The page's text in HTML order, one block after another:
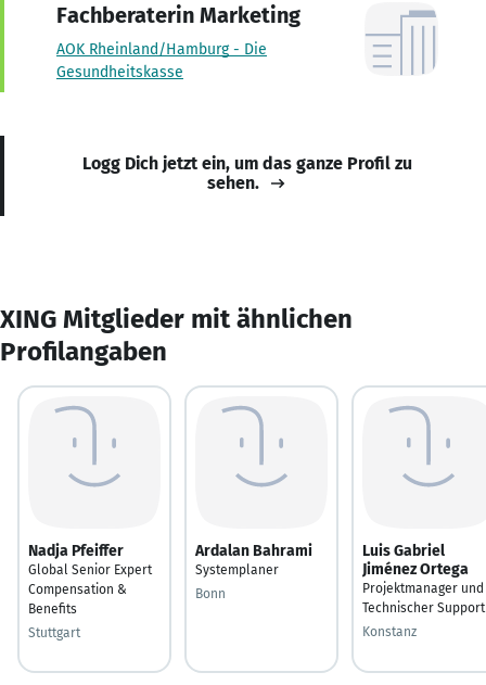
Fachberaterin Marketing
AOK Rheinland/Hamburg - Die
Gesundheitskasse
Logg Dich jetzt ein, um das ganze Profil zu
sehen.
XING Mitglieder mit ähnlichen
Profilangaben
Nadja Pfeiffer
Global Senior Expert
Compensation &
Benefits
Stuttgart
Ardalan Bahrami
Systemplaner
Bonn
Luis Gabriel
Jiménez Ortega
Projektmanager und
Technischer Support
Konstanz